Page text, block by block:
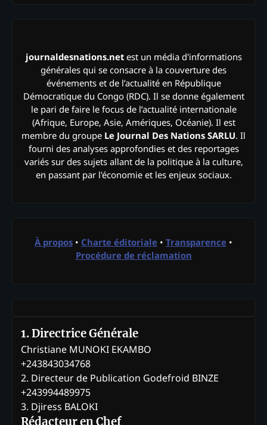
journaldesnations.netest un média d'informations
générales qui se consacre à la couverture des
événements et de l’actualité en République
Démocratique du Congo (RDC). Il se donne également
le pari de faire le focus de l’actualité internationale
(Afrique, Europe, Asie, Amériques, Océanie). Il est
membre du groupe Le Journal Des Nations SARLU. Il
fourni des analyses approfondies et des reportages
variés sur des sujets allant de la politique à la culture,
en passant par l'économie et les enjeux sociaux.
À propos • Charte éditoriale • Transparence •
Procédure de réclamation
1. Directrice Générale
Christiane MUNOKI EKAMBO
+243843034768
2. Directeur de Publication Godefroid BINZE
+243994489975
3. Djiress BALOKI
Rédacteur en Chef